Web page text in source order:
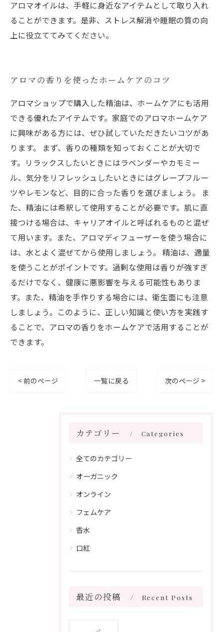
アロマオイルは、手軽に身近なアイテムとして取り入れ
ることができます。是非、ストレス解消や睡眠の質の向
上に役立ててみてください。
アロマの香りを使ったホームケアのコツ
アロマショップで購入した精油は、ホームケアにも活用
できる優れたアイテムです。家庭でのアロマホームケア
に興味がある方には、ぜひ試していただきたいコツがあ
ります。 まず、香りの種類を知っておくことが大切で
す。リラックスしたいときにはラベンダーやカモミー
ル、気分をリフレッシュしたいときにはグレープフルー
ツやレモンなど、目的に合った香りを選びましょう。 ま
た、精油には希釈して使用することが必要です。肌に直
接つける場合は、キャリアオイルと呼ばれるものと混ぜ
て用います。また、アロマディフューザーを使う場合に
は、水とよく混ぜてから使用しましょう。 精油は、適量
を使うことがポイントです。過剰な使用は香りが強すぎ
るだけでなく、健康に悪影響を与える可能性もありま
す。また、精油を手作りする場合には、衛生面にも注意
しましょう。このように、正しい知識と使い方を実践す
ることで、アロマの香りをホームケアで活用することが
できます。
< 前のページ 一覧に戻る 次のページ >
カテゴリー Categories
全てのカテゴリー
オーガニック
オンライン
フェムケア
香水
口紅
最近の投稿 Recent Posts